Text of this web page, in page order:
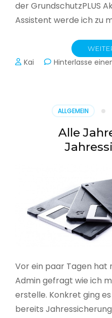
der GrundschutzPLUS
Assistent werde ich zu
Kai Hinterlasse
ALLGEMEIN
Alle
Vor ein paar Tagen
Admin gefragt wie ich
erstelle. Konkret ging
bereits